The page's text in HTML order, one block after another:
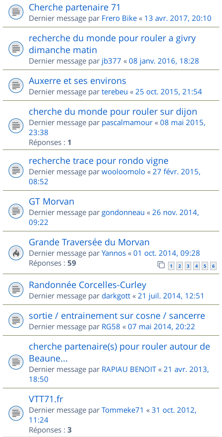
Cherche partenaire 71
Dernier message par Frero Bike « 13 avr. 2017, 20:10
recherche du monde pour rouler a givry
dimanche matin
Dernier message par jb377 « 08 janv. 2016, 18:28
Auxerre et ses environs
Dernier message par terebeu « 25 oct. 2015, 21:54
cherche du monde pour rouler sur dijon
Dernier message par pascalmamour « 08 mai 2015,
23:38
Réponses : 1
recherche trace pour rondo vigne
Dernier message par wooloomolo « 27 févr. 2015,
08:52
GT Morvan
Dernier message par gondonneau « 26 nov. 2014,
09:22
Grande Traversée du Morvan
Dernier message par Yannos « 01 oct. 2014, 09:28
Réponses : 59 1 2 3 4 5 6
Randonnée Corcelles-Curley
Dernier message par darkgott « 21 juil. 2014, 12:51
sortie / entrainement sur cosne / sancerre
Dernier message par RG58 « 07 mai 2014, 20:22
cherche partenaire(s) pour rouler autour de
Beaune...
Dernier message par RAPIAU BENOIT« 21 avr. 2013,
18:50
VTT71.fr
Dernier message par Tommeke71 « 31 oct. 2012,
11:24
Réponses : 3